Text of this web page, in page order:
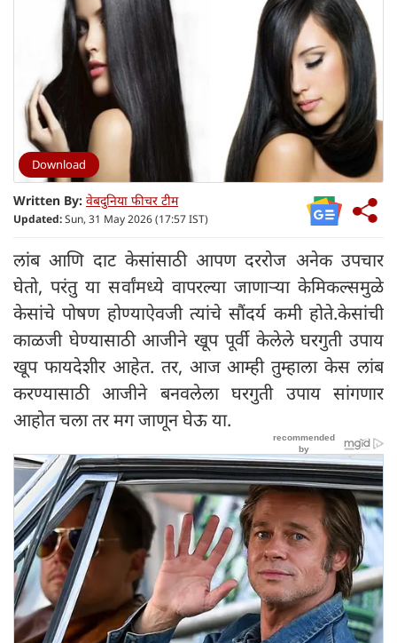
Download
Written By: वेबदुनिया फीचर टीम
Updated:Sun, 31 May 2026 (17:57 IST)
लांब आणि दाट केसांसाठी आपण दररोज अनेक उपचार
घेतो, परंतु या सर्वांमध्ये वापरल्या जाणाऱ्या केमिकल्समुळे
केसांचे पोषण होण्याऐवजी त्यांचे सौंदर्य कमी होते.केसांची
काळजी घेण्यासाठी आजीने खूप पूर्वी केलेले घरगुती उपाय
खूप फायदेशीर आहेत. तर, आज आम्ही तुम्हाला केस लांब
करण्यासाठी आजीने बनवलेला घरगुती उपाय सांगणार
आहोत चला तर मग जाणून घेऊ या.